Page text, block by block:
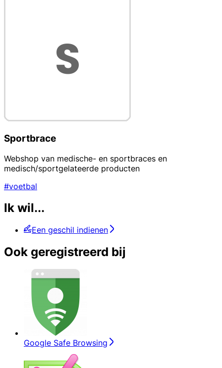
Sportbrace
Webshop van medische- en sportbraces en
medisch/sportgelateerde producten
#voetbal
Ik wil...
Een geschil indienen
Ook geregistreerd bij
Google Safe Browsing